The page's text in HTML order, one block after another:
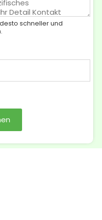
schneller und